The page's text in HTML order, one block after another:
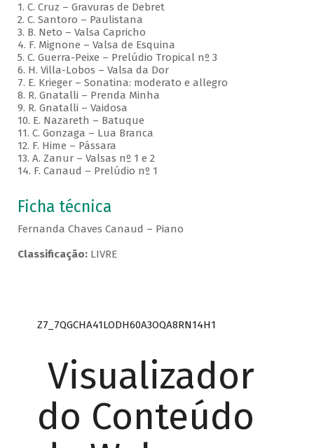
1. C. Cruz – Gravuras de Debret
2. C. Santoro – Paulistana
3. B. Neto – Valsa Capricho
4. F. Mignone – Valsa de Esquina
5. C. Guerra-Peixe – Prelúdio Tropical nº 3
6. H. Villa-Lobos – Valsa da Dor
7. E. Krieger – Sonatina: moderato e allegro
8. R. Gnatalli – Prenda Minha
9. R. Gnatalli – Vaidosa
10. E. Nazareth – Batuque
11. C. Gonzaga – Lua Branca
12. F. Hime – Pássara
13. A. Zanur – Valsas nº 1 e 2
14. F. Canaud – Prelúdio nº 1
Ficha técnica
Fernanda Chaves Canaud – Piano
Classificação:LIVRE
Z7_7QGCHA41LODH60A3OQA8RN14H1
Visualizador
do Conteúdo